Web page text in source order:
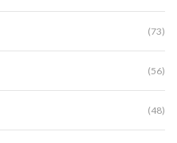
(73)
(56)
(48)